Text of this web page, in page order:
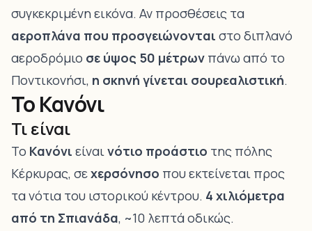
συγκεκριμένη εικόνα. Αν προσθέσεις τα
αεροπλάνα που προσγειώνονται στο διπλανό
αεροδρόμιο σε ύψος 50 μέτρων πάνω από το
Ποντικονήσι, η σκηνή γίνεται σουρεαλιστική.
Το Κανόνι
Τι είναι
Το Κανόνι είναινότιο προάστιο της πόλης
Κέρκυρας, σεχερσόνησο που εκτείνεται προς
τα νότια του ιστορικού κέντρου. 4 χιλιόμετρα
από τη Σπιανάδα, ~10 λεπτά οδικώς.